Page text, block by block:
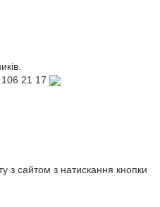
21 17
з сайтом з натискання кнопки